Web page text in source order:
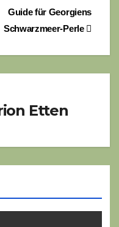
Guide für Georgiens
Schwarzmeer-Perle
Etten